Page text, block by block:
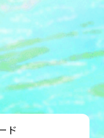
ド